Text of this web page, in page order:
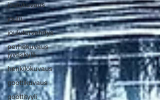
joulukuvaus
joulu
joulutervehdys
perhekuvaus
jyväskylä
henkilökuvaus
goottikuvaus
goottityyli